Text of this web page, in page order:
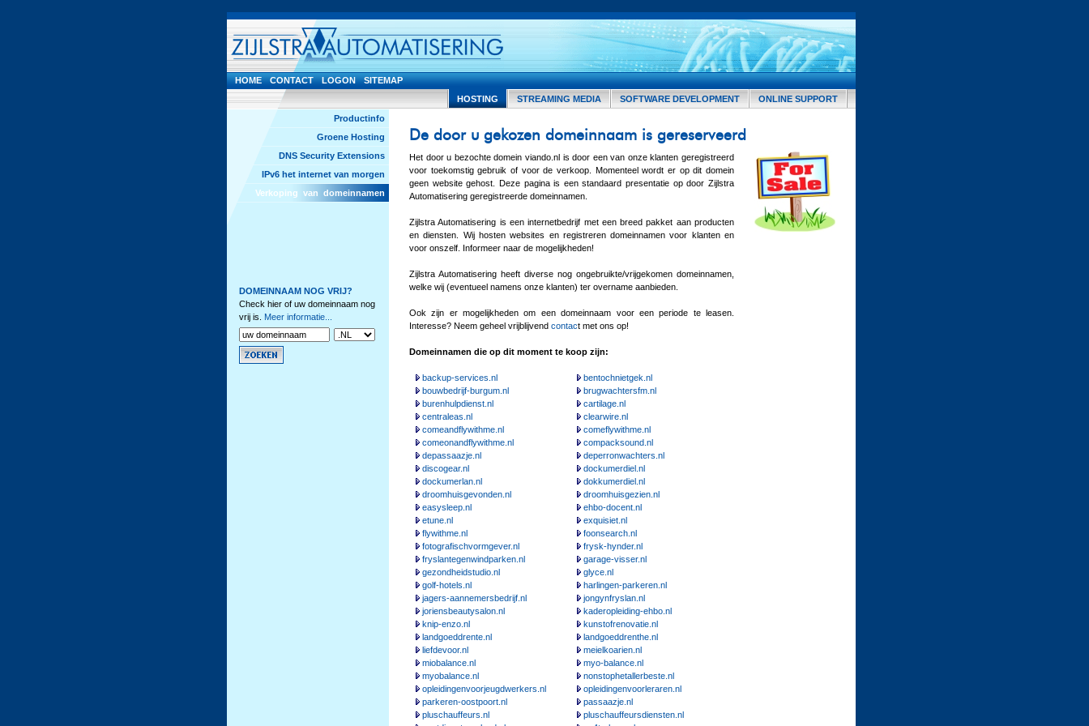
HOME CONTACT LOGON
SITEMAP
HOSTING
STREAMING MEDIA SOFTWARE DEVELOPMENT
ONLINE SUPPORT
Productinfo
Groene Hosting
DNS Security Extensions
IPv6 het internet van morgen
Verkoping van domeinnamen
DOMEINNAAM NOG VRIJ?
Check hier of uw domeinnaam nog
vrij is. Meer informatie...
De door u gekozen domeinnaam is gereserveerd
Het door u bezochte domein viando.nl is door een van onze klanten geregistreerd
voor toekomstig gebruik of voor de verkoop. Momenteel wordt er op dit domein
geen website gehost. Deze pagina is een standaard presentatie op door Zijlstra
Automatisering geregistreerde domeinnamen.
Zijlstra Automatisering is een internetbedrijf met een breed pakket aan producten
en diensten. Wij hosten websites en registreren domeinnamen voor klanten en
voor onszelf. Informeer naar de mogelijkheden!
Zijlstra Automatisering heeft diverse nog ongebruikte/vrijgekomen domeinnamen,
welke wij (eventueel namens onze klanten) ter overname aanbieden.
Ook zijn er mogelijkheden om een domeinnaam voor een periode te leasen.
Interesse? Neem geheel vrijblijvend contact met ons op!
Domeinnamen die op dit moment te koop zijn:
backup-services.nl
bentochnietgek.nl
bouwbedrijf-burgum.nl
brugwachtersfm.nl
burenhulpdienst.nl
cartilage.nl
centraleas.nl
clearwire.nl
comeandflywithme.nl
comeflywithme.nl
comeonandflywithme.nl
compacksound.nl
depassaazje.nl
deperronwachters.nl
discogear.nl
dockumerdiel.nl
dockumerlan.nl
dokkumerdiel.nl
droomhuisgevonden.nl
droomhuisgezien.nl
easysleep.nl
ehbo-docent.nl
etune.nl
exquisiet.nl
flywithme.nl
foonsearch.nl
fotografischvormgever.nl
frysk-hynder.nl
fryslantegenwindparken.nl
garage-visser.nl
gezondheidstudio.nl
glyce.nl
golf-hotels.nl
harlingen-parkeren.nl
jagers-aannemersbedrijf.nl
jongynfryslan.nl
joriensbeautysalon.nl
kaderopleiding-ehbo.nl
knip-enzo.nl
kunstofrenovatie.nl
landgoeddrente.nl
landgoeddrenthe.nl
liefdevoor.nl
meielkoarien.nl
miobalance.nl
myo-balance.nl
myobalance.nl
nonstophetallerbeste.nl
opleidingenvoorjeugdwerkers.nl
opleidingenvoorleraren.nl
parkeren-oostpoort.nl
passaazje.nl
pluschauffeurs.nl
pluschauffeursdiensten.nl